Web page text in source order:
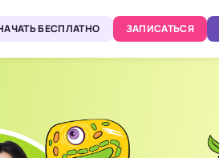
БЕСПЛАТНО ЗАПИСАТЬСЯ